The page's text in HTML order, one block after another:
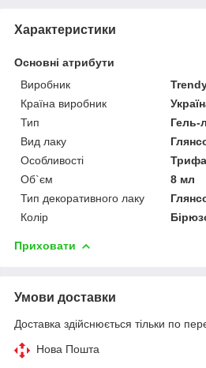
Характеристики
Основні атрибути
Виробник
Країна виробник
Тип
Гель-
Вид лаку
Особливості
Об`єм
8 мл
Тип декоративного лаку
Колір
Приховати
Умови доставки
Доставка здійснюється тільки по
Нова Пошта